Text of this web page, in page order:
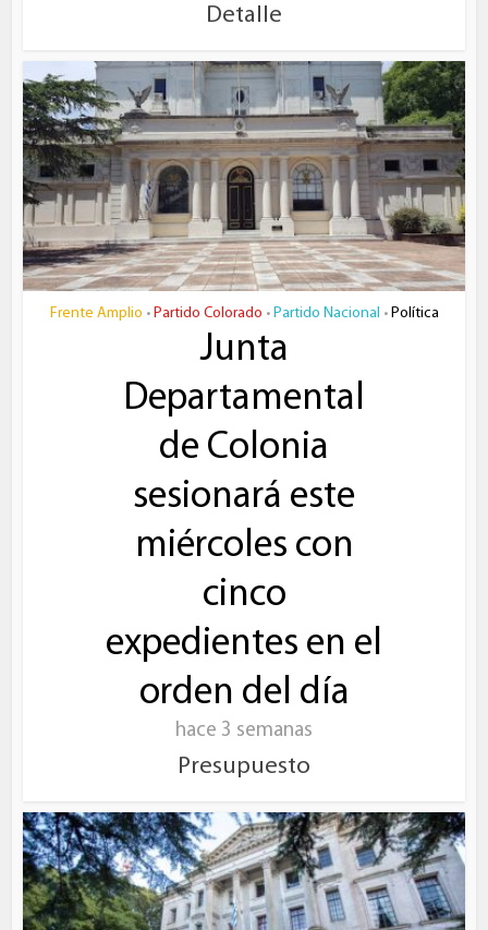
Detalle
Frente Amplio • Partido Colorado • Partido Nacional • Política
Junta
Departamental
de Colonia
sesionará este
miércoles con
cinco
expedientes en el
orden del día
hace 3 semanas
Presupuesto